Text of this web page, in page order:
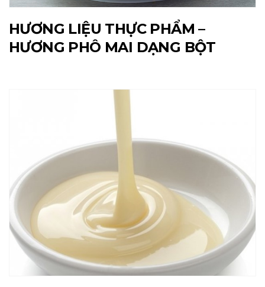
HƯƠNG LIỆU THỰC PHẨM –
HƯƠNG PHÔ MAI DẠNG BỘT